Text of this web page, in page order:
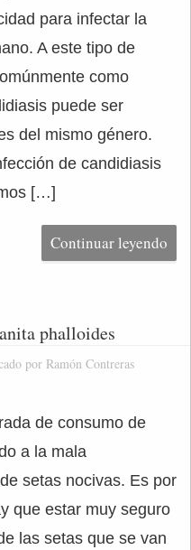
para infectar la
A este tipo de
como
puede ser
del mismo género.
de candidiasis
[…]
Continuar leyendo
phalloides
por Ramón Contreras
de consumo de
a la mala
setas nocivas. Es por
que estar muy seguro
las setas que se van